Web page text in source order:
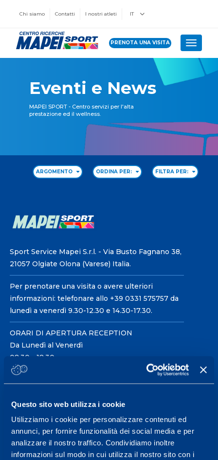
Questo sito web utilizza i cookie
Utilizziamo i cookie per personalizzare contenuti ed
annunci, per fornire funzionalità dei social media e per
analizzare il nostro traffico. Condividiamo inoltre
informazioni sul modo in cui utilizza il nostro sito con i
Chi siamo Contatti I nostri atleti IT
PRENOTA UNA VISITA Toggle
Eventi e News
MAPEI SPORT - Centro servizi per l'alta
prestazione ed il wellness.
ARGOMENTO ORDINA PER: FILTRA PER:
Sport Service Mapei S.r.l. - Via Busto Fagnano 38,
21057 Olgiate Olona (Varese) Italia.
Per prenotare una visita o avere ulteriori
informazioni: telefonare allo +39 0331 575757 da
lunedì a venerdì 9.30-12.30 e 14.30-17.30.
ORARI DI APERTURA RECEPTION
Da Lunedì al Venerdì
08.30 - 18.30
Centro servizi per l'alta
prestazione ed il
wellness.
Maggiori informazioni